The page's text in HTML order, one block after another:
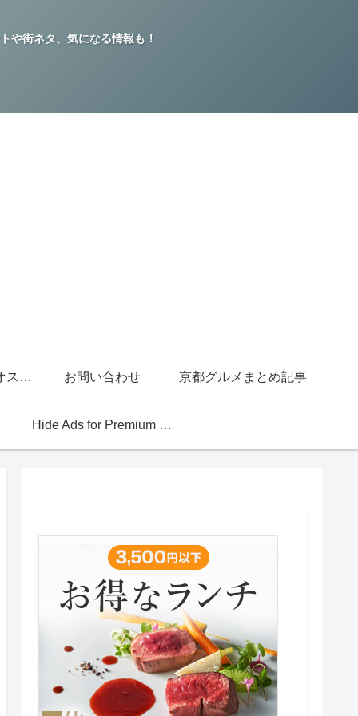
や街ネタ、気になる情報も！
グッチジャパン的オススメ店 お問い合わせ 京都グルメまとめ記事
Hide Ads for Premium Members